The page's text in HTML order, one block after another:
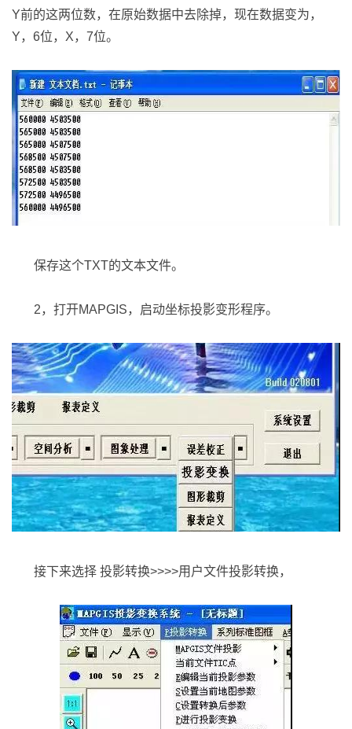
Y前的这两位数，在原始数据中去除掉，现在数据变为，
Y，6位，X，7位。
保存这个TXT的文本文件。
2，打开MAPGIS，启动坐标投影变形程序。
接下来选择 投影转换>>>>用户文件投影转换，